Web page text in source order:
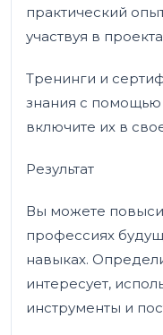
практический
участвуя в
Тренинги и
знания с помощью
включите их в
Результат
Вы можете
профессиях
навыках.
интересует,
инструменты и